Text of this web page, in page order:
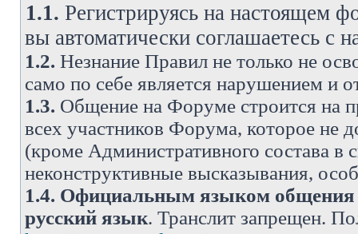
1.1. Регистрируясь на настоящем
вы автоматически соглашаетесь
1.2. Незнание Правил не только не
само по себе является нарушением и
1.3. Общение на Форуме строится на
всех участников Форума, которое не
(кроме Административного состава в
неконструктивные высказывания,
1.4. Официальным языком общения
русский язык. Транслит запрещен.